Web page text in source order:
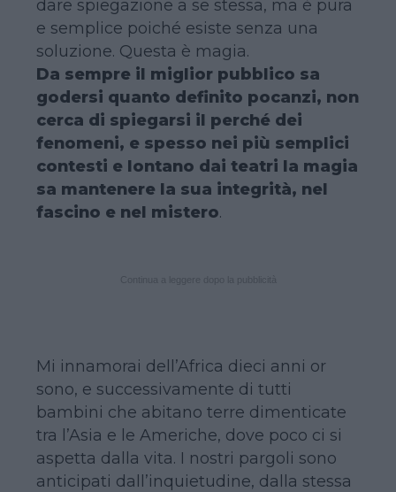
dare spiegazione a se stessa, ma è pura
e semplice poiché esiste senza una
soluzione. Questa è magia.
Da sempre il miglior pubblico sa
godersi quanto definito pocanzi, non
cerca di spiegarsi il perché dei
fenomeni, e spesso nei più semplici
contesti e lontano dai teatri la magia
sa mantenere la sua integrità, nel
fascino e nel mistero.
Mi innamorai dell’Africa dieci anni or
sono, e successivamente di tutti
bambini che abitano terre dimenticate
tra l’Asia e le Americhe, dove poco ci si
aspetta dalla vita. I nostri pargoli sono
anticipati dall’inquietudine, dalla stessa